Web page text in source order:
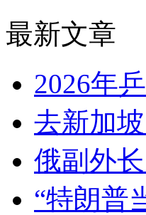
最新文章
2026年
去新加
俄副外
“特朗普